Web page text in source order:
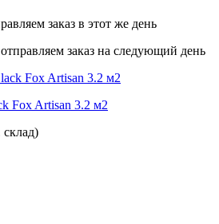
заказ в этот же день
отправляем заказ на следующий день
Fox Artisan 3.2 м2